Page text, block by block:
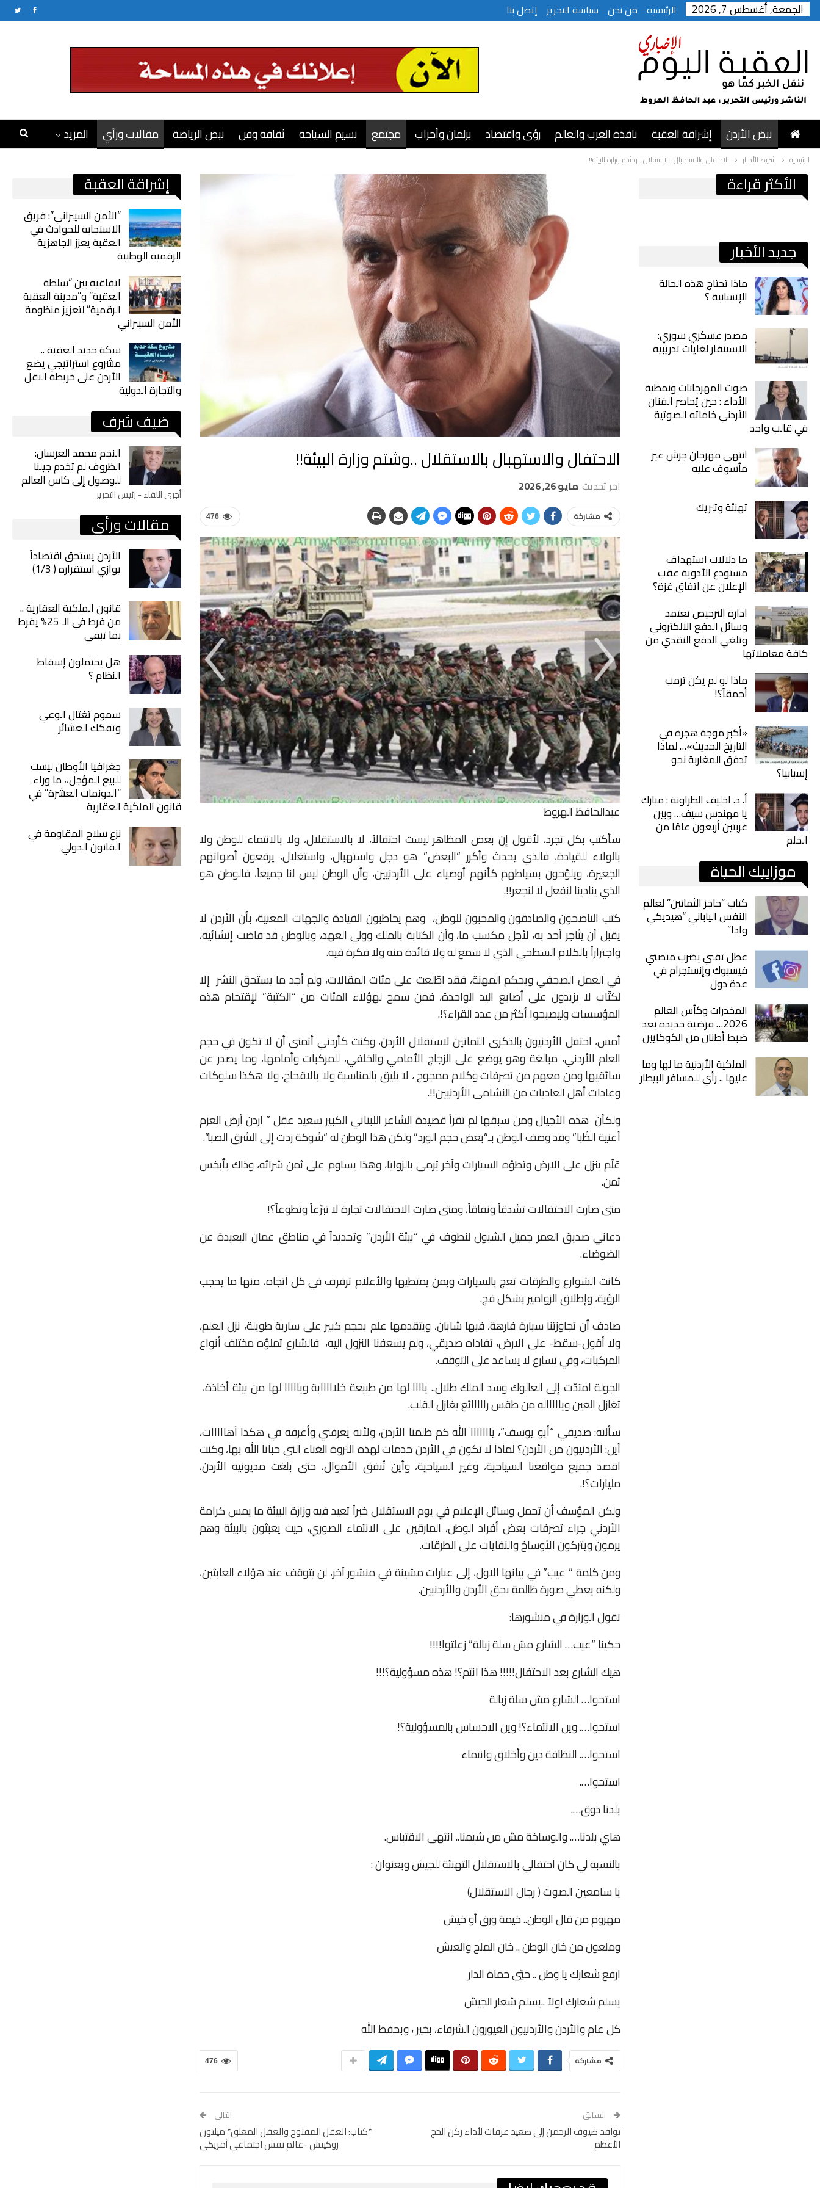
الجمعة, أغسطس 7, 2026 الرئيسية من نحن سياسة التحرير إتصل بنا
نبض الأردن إشراقة العقبة نافذة العرب والعالم رؤى واقتصاد برلمان وأحزاب مجتمع نسيم السياحة ثقافة وفن نبض الرياضة مقالات ورأي المزيد
الرئيسية شريط الأخبار الاحتفال والاستهبال بالاستقلال ..وشتم وزارة البيئة!!
الاحتفال والاستهبال بالاستقلال ..وشتم وزارة البيئة!!
اخر تحديث مايو 26, 2026
476 مشاركة
عبدالحافظ الهروط
سأكتب بكل تجرد، لأقول إن بعض المظاهر ليست احتفالاً، لا بالاستقلال، ولا بالانتماء للوطن ولا
بالولاء للقيادة، فالذي يحدث وأكرر “البعض” هو دجل واستهبال، واستغلال، يرفعون أصواتهم
الجعيرة، ويلوّحون بسياطهم كأنهم أوصياء على الأردنيين، وأن الوطن ليس لنا جميعاً، فالوطن هو
الذي ينادينا لنفعل لا لنجعر!!.
كتب الناصحون والصادقون والمحبون للوطن، وهم يخاطبون القيادة والجهات المعنية، بأن الأردن لا
يقبل أن يتُاجر أحد به، لأجل مكسب ما، وأن الكتابة بالملك وولي العهد، وبالوطن قد فاضت إنشائية،
واجتراراً بالكلام السطحي الذي لا سمع له ولا فائدة منه ولا فكرة فيه.
في العمل الصحفي وبحكم المهنة، فقد اطّلعت على مئات المقالات، ولم أجد ما يستحق النشر إلا
لكتّاب لا يزيدون على أصابع اليد الواحدة، فمن سمح لهؤلاء المئات من “الكتبة” لإقتحام هذه
المؤسسات وليصبحوا أكثر من عدد القراء؟!.
أمس، احتفل الأردنيون بالذكرى الثمانين لاستقلال الأردن، وكنت كأردني أتمنى أن لا تكون في حجم
العلم الأردني، مبالغة وهو يوضع على الزجاج الأمامي والخلفي، للمركبات وأمامها، وما يصدر عن
سائقيها ومن معهم من تصرفات وكلام ممجوج ، لا يليق بالمناسبة ولا بالاقحاح، ولا هكذا سلوكات
وعادات أهل العاديات من النشامى الأردنيين!!.
ولكأن هذه الأجيال ومن سبقها لم تقرأ قصيدة الشاعر اللبناني الكبير سعيد عقل ” اردن أرض العزم
أغنية الظُبا” وقد وصف الوطن بـ”بعض حجم الورد” ولكن هذا الوطن له “شوكة ردت إلى الشرق الصبا”.
عَلَم ينزل على الارض وتطؤه السيارات وآخر يُرمى بالزوايا، وهذا يساوم على ثمن شرائه، وذاك بأبخس
ثمن.
متى صارت الاحتفالات تشدقاً ونفاقاً، ومتى صارت الاحتفالات تجارة لا تبرّعاً وتطوعاً؟!
دعاني صديق العمر جميل الشبول لنطوف في “بيئة الأردن” وتحديداً في مناطق عمان البعيدة عن
الضوضاء.
كانت الشوارع والطرقات تعج بالسيارات وبمن يمتطيها والأعلام ترفرف في كل اتجاه، منها ما يحجب
الرؤية، وإطلاق الزوامير بشكل فج.
صادف أن تجاوزتنا سيارة فارهة، فيها شابان، ويتقدمها علم بحجم كبير على سارية طويلة، نزل العلم،
ولا أقول-سقط- على الارض، تفاداه صديقي، ولم يسعفنا النزول اليه، فالشارع تملؤه مختلف أنواع
المركبات، وفي تسارع لا يساعد على التوقف.
الجولة امتدّت إلى العالوك وسد الملك طلال.. ياااا لها من طبيعة خلااااابة ويااااا لها من بيئة أخاذة،
تغازل العين وياااااله من طقس رااااائع يغازل القلب.
سألته: صديقي “أبو يوسف”، يااااااا الله كم ظلمنا الأردن، ولأنه يعرفني وأعرفه في هكذا آهااااات،
أين: الأردنيون من الأردن؟ لماذا لا تكون في الأردن خدمات لهذه الثروة الغناء التي حبانا الله بها، وكنت
اقصد جميع مواقعنا السياحية، وغير السياحية، وأين تُنفق الأموال، حتى بلغت مديونية الأردن،
مليارات؟!.
ولكن المؤسف أن تحمل وسائل الإعلام في يوم الاستقلال خبراً تعيد فيه وزارة البيئة ما يمس كرامة
الأردني جراء تصرفات بعض أفراد الوطن، المارقين على الانتماء الصوري، حيث يعبثون بالبيئة وهم
يرمون ويتركون الأوساخ والنفايات على الطرقات.
ومن كلمة ” عيب” في بيانها الاول، إلى عبارات مشينة في منشور آخر، لن يتوقف عند هؤلاء العابثين،
ولكنه يعطي صورة ظالمة بحق الأردن والأردنيين.
تقول الوزارة في منشورها:
حكينا “عيب… الشارع مش سلة زبالة” زعلتوا!!!!
هيك الشارع بعد الاحتفال!!!!! هذا انتم؟! هذه مسؤولية؟!!!
استحوا… الشارع مش سلة زبالة
استحوا…. وين الانتماء؟! وين الاحساس بالمسؤولية؟!
استحوا…. النظافة دين وأخلاق وانتماء
استحوا….
بلدنا ذوق….
هاي بلدنا…. والوساخة مش من شيمنا.. انتهى الاقتباس.
بالنسبة لي كان احتفالي بالاستقلال التهنئة للجيش وبعنوان :
يا سامعين الصوت ( رجال الاستقلال)
مهزوم من قال الوطن.. خيمة ورق أو خيش
وملعون من خان الوطن .. خان الملح والعيش
ارفع شعارك يا وطن .. حيّي حماة الدار
يسلم شعارك اولاً ..يسلم شعار الجيش
كل عام والأردن والأردنيون الغيورون الشرفاء، بخير ، وبحفظ الله
476 مشاركة
السابق
توافد ضيوف الرحمن إلى صعيد عرفات لأداء ركن الحج
الأعظم
التالي
*كتاب: العقل المفتوح والعقل المغلق* ميلتون
روكيتش -عالم نفس اجتماعي أمريكي
إشراقة العقبة
“الأمن السيبراني”: فريق
الاستجابة للحوادث في
العقبة يعزز الجاهزية
الرقمية الوطنية
اتفاقية بين “سلطة
العقبة” و”مدينة العقبة
الرقمية” لتعزيز منظومة
الأمن السيبراني
سكة حديد العقبة ..
مشروع استراتيجي يضع
الأردن على خريطة النقل
والتجارة الدولية
ضيف شرف
النجم محمد العرسان:
الظروف لم تخدم جيلنا
للوصول إلى كاس العالم
أجرى اللقاء - رئيس التحرير
مقالات ورأي
الأردن يستحق اقتصاداً
يوازي استقراره ( 1/3)
قانون الملكية العقارية ..
من فرط في الـ 25% يفرط
بما تبقى
هل يحتملون إسقاط
النظام ؟
سموم تغتال الوعي
وتفكك العشائر
جغرافيا الأوطان ليست
للبيع المؤجل،، ما وراء
“الدونمات العشرة” في
قانون الملكية العقارية
نزع سلاح المقاومة في
القانون الدولي
الأكثر قراءة
جديد الأخبار
ماذا تحتاج هذه الحالة
الإنسانية ؟
مصدر عسكري سوري:
الاستنفار لغايات تدريبية
صوت المهرجانات ونمطية
الأداء : حين يُحاصر الفنان
الأردني خاماته الصوتية
في قالب واحد
انتهى مهرجان جرش غير
مأسوف عليه
تهنئة وتبريك
ما دلالات استهداف
مستودع الأدوية عقب
الإعلان عن اتفاق غزة؟
ادارة الترخيص تعتمد
وسائل الدفع الالكتروني
وتلغي الدفع النقدي من
كافة معاملاتها
ماذا لو لم يكن ترمب
أحمقاً؟!
«أكبر موجة هجرة في
التاريخ الحديث»… لماذا
تدفق المغاربة نحو
إسبانيا؟
أ. د. اخليف الطراونة : مبارك
يا مهندس سيف… وبين
غربتين أربعون عامًا من
الحلم
موزاييك الحياة
كتاب “حاجز الثمانين” لعالم
النفس الياباني “هيديكي
وادا”
عطل تقني يضرب منصتي
فيسبوك وإنستجرام في
عدة دول
المخدرات وكأس العالم
2026… فرضية جديدة بعد
ضبط أطنان من الكوكايين
الملكية الأردنية ما لها وما
عليها .. رأي للمسافر البيطار